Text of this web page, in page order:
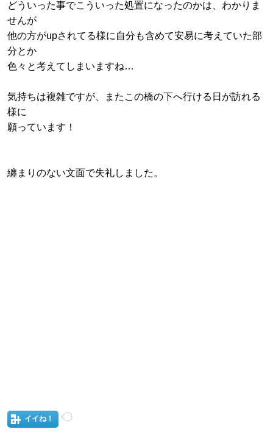
どういった事でこういった処置になったのかは、わかりま
せんが
他の方がupされてる様に 自分も含めて安易に考えていた部
分とか
色々と考えてしまいますね…
気持ちは複雑ですが、またこの橋の下へ行ける日が訪れる
様に
願っています！
纏まりのない文面で失礼しました。
イイね！